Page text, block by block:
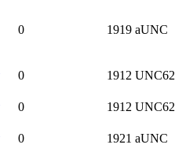
0 1919 aUNC
0 1912 UNC62
0 1912 UNC62
0 1921 aUNC